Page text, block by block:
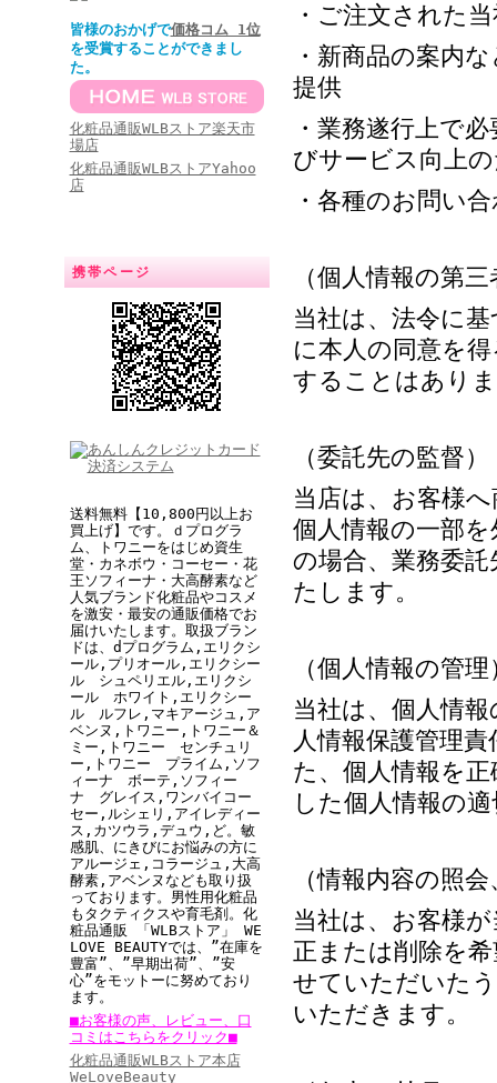
皆様のおかげで価格コム 1位
を受賞することができまし
た。
化粧品通販WLBストア楽天市
場店
化粧品通販WLBストアYahoo
店
携帯ページ
送料無料【10,800円以上お
買上げ】です。ｄプログラ
ム、トワニーをはじめ資生
堂・カネボウ・コーセー・花
王ソフィーナ・大高酵素など
人気ブランド化粧品やコスメ
を激安・最安の通販価格でお
届けいたします。取扱ブラン
ドは、dプログラム,エリクシ
ール, プリオール,エリクシー
ル シュペリエル, エリクシ
ール ホワイト , エリクシー
ル ルフレ, マキアージュ,ア
ベンヌ,トワニー,トワニー＆
ミー,トワニー センチュリ
ー, トワニー プライム, ソフ
ィーナ ボーテ,ソフィー
ナ グレイス,ワンバイコー
セー,ルシェリ,アイレディー
ス,カツウラ,デュウ , ど。敏
感肌、にきびにお悩みの方に
アルージェ,コラージュ,大高
酵素,アベンヌなども取り扱
っております。男性用化粧品
もタクティクスや育毛剤。 化
粧品通販 「WLBストア」 WE
LOVE BEAUTYでは、”在庫を
豊富”、”早期出荷”、”安
心”をモットーに努めており
ます。
■お客様の声、レビュー、口
コミはこちらをクリック■
化粧品通販WLBストア本店
WeLoveBeauty
・ご注文された
・新商品の案内
提供
・業務遂行上で
びサービス向上
・各種のお問い
（個人情報の第
当社は、法令に
に本人の同意を
することはあり
（委託先の監督）
当店は、お客様
個人情報の一部
の場合、業務委
たします。
（個人情報の管理
当社は、個人情
人情報保護管理
た、個人情報を
した個人情報の
（情報内容の照
当社は、お客様
正または削除を
せていただいた
いただきます。